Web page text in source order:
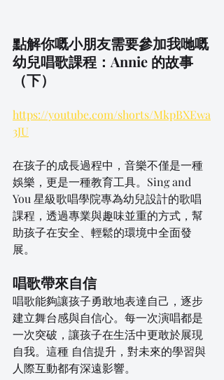
點解你嘅小朋友需要參加我哋嘅
幼兒唱歌課程：Annie 的故事
（下）
https://youtube.com/shorts/MkpBXEwa
3JU
在孩子的成長過程中，音樂不僅是一種
娛樂，更是一種教育工具。Sing and
You 星級歌唱學院專為幼兒設計的歌唱
課程，透過專業與趣味並重的方式，幫
助孩子在安全、輕鬆的環境中全面發
展。
唱歌帶來自信
唱歌能夠讓孩子勇敢地表達自己，逐步
建立舞台感與自信心。每一次演唱都是
一次突破，讓孩子在生活中更敢於展現
自我。這種 自信提升，對未來的學習與
人際互動都有深遠影響。